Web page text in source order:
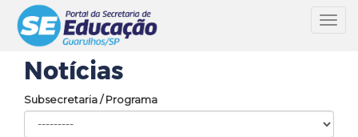
Notícias
Subsecretaria / Programa